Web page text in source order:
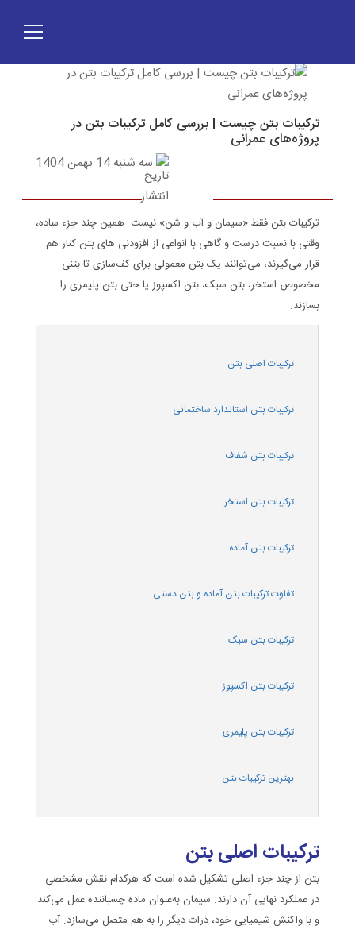
ترکیبات بتن چیست | بررسی کامل ترکیبات بتن در
پروژه‌های عمرانی
سه شنبه 14 بهمن 1404
ترکیبات بتن فقط «سیمان و آب و شن» نیست. همین چند جزء ساده،
وقتی با نسبت درست و گاهی با انواعی از افزودنی های بتن کنار هم
قرار می‌گیرند، می‌توانند یک بتن معمولی برای کف‌سازی تا بتنی
مخصوص استخر، بتن سبک، بتن اکسپوز یا حتی بتن پلیمری را
بسازند.
ترکیبات اصلی بتن
ترکیبات بتن استاندارد ساختمانی
ترکیبات بتن شفاف
ترکیبات بتن استخر
ترکیبات بتن آماده
تفاوت ترکیبات بتن آماده و بتن دستی
ترکیبات بتن سبک
ترکیبات بتن اکسپوز
ترکیبات بتن پلیمری
بهترین ترکیبات بتن
ترکیبات اصلیبتن
بتن از چند جزء اصلی تشکیل شده است که هرکدام نقش مشخصی
در عملکرد نهایی آن دارند. سیمان به‌عنوان ماده چسباننده عمل می‌کند
و با واکنش شیمیایی خود، ذرات دیگر را به هم متصل می‌سازد. آب